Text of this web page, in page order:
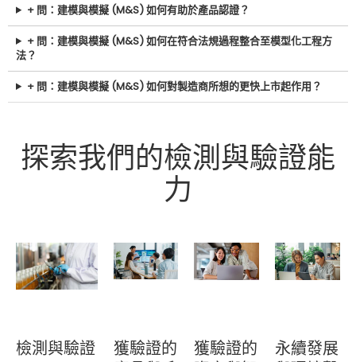
+ 問：建模與模擬 (M&S) 如何有助於產品認證？
+ 問：建模與模擬 (M&S) 如何在符合法規過程整合至模型化工程方
法？
+ 問：建模與模擬 (M&S) 如何對製造商所想的更快上市起作用？
探索我們的檢測與驗證能
力
檢測與驗證
獲驗證的
獲驗證的
永續發展